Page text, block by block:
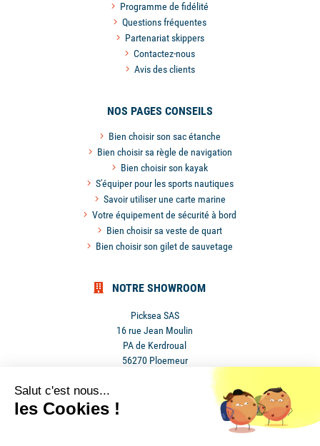
Programme de fidélité
Questions fréquentes
Partenariat skippers
Contactez-nous
Avis des clients
NOS PAGES CONSEILS
Bien choisir son sac étanche
Bien choisir sa règle de navigation
Bien choisir son kayak
S'équiper pour les sports nautiques
Savoir utiliser une carte marine
Votre équipement de sécurité à bord
Bien choisir sa veste de quart
Bien choisir son gilet de sauvetage
NOTRE SHOWROOM
Picksea SAS
16 rue Jean Moulin
PA de Kerdroual
56270 Ploemeur
Salut c'est nous...
les Cookies !